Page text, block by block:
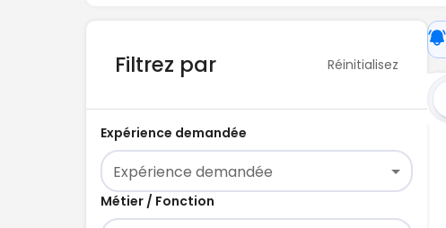
Filtrez par Réinitialisez
Expérience demandée
Expérience demandée
Métier / Fonction